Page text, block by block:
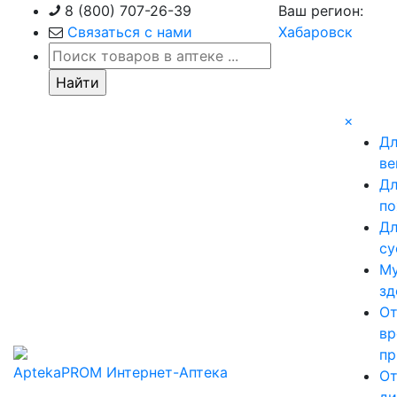
content
8 (800) 707-26-39
Связаться с нами
Ваш регион:
Хабаровск
AptekaPROM Интернет-Аптека
×